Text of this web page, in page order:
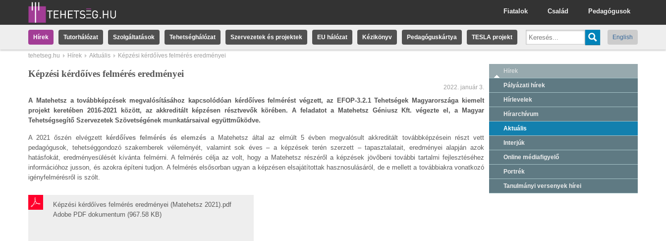
Pedagógusok
Család
Fiatalok
Hírek Tutorhálózat Szolgáltatások Tehetséghálózat Szervezetek és projektek EU hálózat Kézikönyv Pedagóguskártya TESLA projekt English
tehetseg.hu Hírek Aktuális Képzési kérdőíves felmérés eredményei
Képzési kérdőíves felmérés eredményei
2022. január 3.
A Matehetsz a továbbképzések megvalósításához kapcsolódóan kérdőíves felmérést végzett, az EFOP-3.2.1 Tehetségek Magyarországa kiemelt
projekt keretében 2016-2021 között, az akkreditált képzésen résztvevők körében. A feladatot a Matehetsz Géniusz Kft. végezte el, a Magyar
Tehetségsegítő Szervezetek Szövetségének munkatársaival együttműködve.
A 2021 őszén elvégzett kérdőíves felmérés és elemzés a Matehetsz által az elmúlt 5 évben megvalósult akkreditált továbbképzésein részt vett
pedagógusok, tehetséggondozó szakemberek véleményét, valamint sok éves – a képzések terén szerzett – tapasztalatait, eredményei alapján azok
hatásfokát, eredményesülését kívánta felmérni. A felmérés célja az volt, hogy a Matehetsz részéről a képzések jövőbeni további tartalmi fejlesztéséhez
információhoz jusson, és azokra építeni tudjon. A felmérés elsősorban ugyan a képzésen elsajátítottak hasznosulásáról, de e mellett a továbbiakra vonatkozó
igényfelmérésről is szólt.
Képzési kérdőíves felmérés eredményei (Matehetsz 2021).pdf
Adobe PDF dokumentum (967.58 KB)
Hírek
Pályázati hírek
Hírlevelek
Hírarchívum
Aktuális
Interjúk
Online médiafigyelő
Portrék
Tanulmányi versenyek hírei